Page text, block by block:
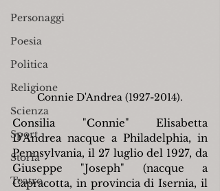
Personaggi
Poesia
Politica
Religione
Scienza
Sport
Storia
Teatro
Connie D'Andrea (1927-2014).
Consilia "Connie" Elisabetta
D'Andrea nacque a Philadelphia, in
Pennsylvania, il 27 luglio del 1927, da
Giuseppe "Joseph" (nacque a
Capracotta, in provincia di Isernia, il